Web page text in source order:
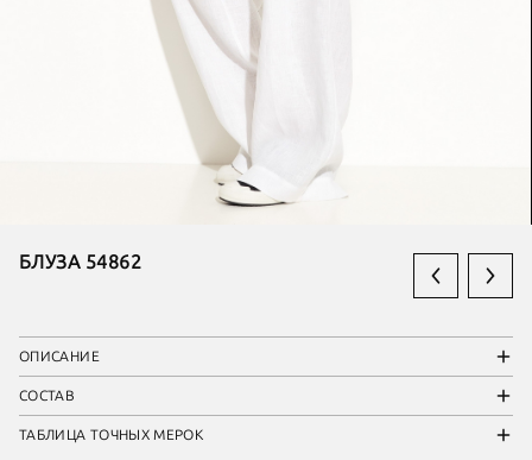
БЛУЗА 54862
ОПИСАНИЕ
СОСТАВ
ТАБЛИЦА ТОЧНЫХ МЕРОК